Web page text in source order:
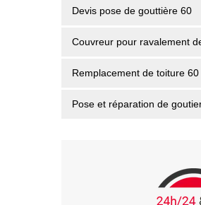
Devis pose de gouttière 60
Couvreur pour ravalement
Remplacement de toiture 60
Pose et réparation de